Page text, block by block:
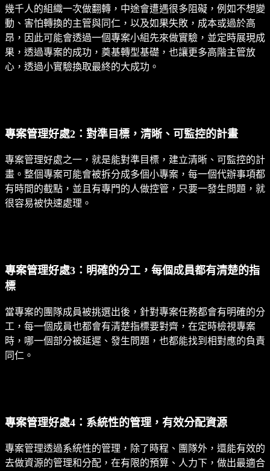
幾千人的組織一次做翻轉，中途會遭遇很多阻礙，例如不想變
動、害怕轉換的主管與同仁，以及如果失敗，成本或過於高
昂，因此可能會透過一個專案小組先來做實驗，並定時展現成
果，透過專案的成功，奠基轉型基礎，也讓更多高階主管放
心，透過小實驗換取最終的大成功。
專案管理好處2：對準目標，清晰、可監控的計畫
專案管理好處之一，就是能對準目標，建立清晰、可監控的計
畫。整個專案可能會被拆分成多個小專案，每一個代辦事項都
有時間的截點，並且有專門的人做控管，只要一發生問題，就
很容易被快速處理。
專案管理好處3：明確的分工，每個成員都有清楚的指
標
當專案的團隊成員被挑選出後，針對專案任務都會有明確的分
工，每一個成員也都會有清楚指標要對齊，在定時檢視專案
時，哪一個部分被延遲、發生問題，也都能找到相對應的負責
同仁。
專案管理好處4：系統性的管理，有效分配資源
專案管理透過系統性的管理，除了時程、團隊外，還能有效的
去做資源的管理和分配，在有限的預算、人力下，做出最適合